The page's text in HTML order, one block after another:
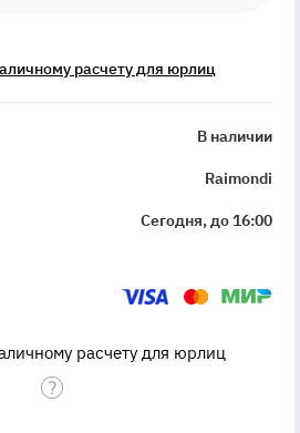
расчету для юрлиц
В наличии
Raimondi
Сегодня, до 16:00
расчету для юрлиц